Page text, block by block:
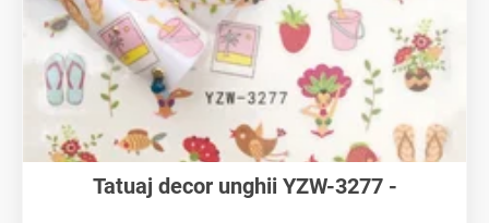
Tatuaj decor unghii YZW-3277 -